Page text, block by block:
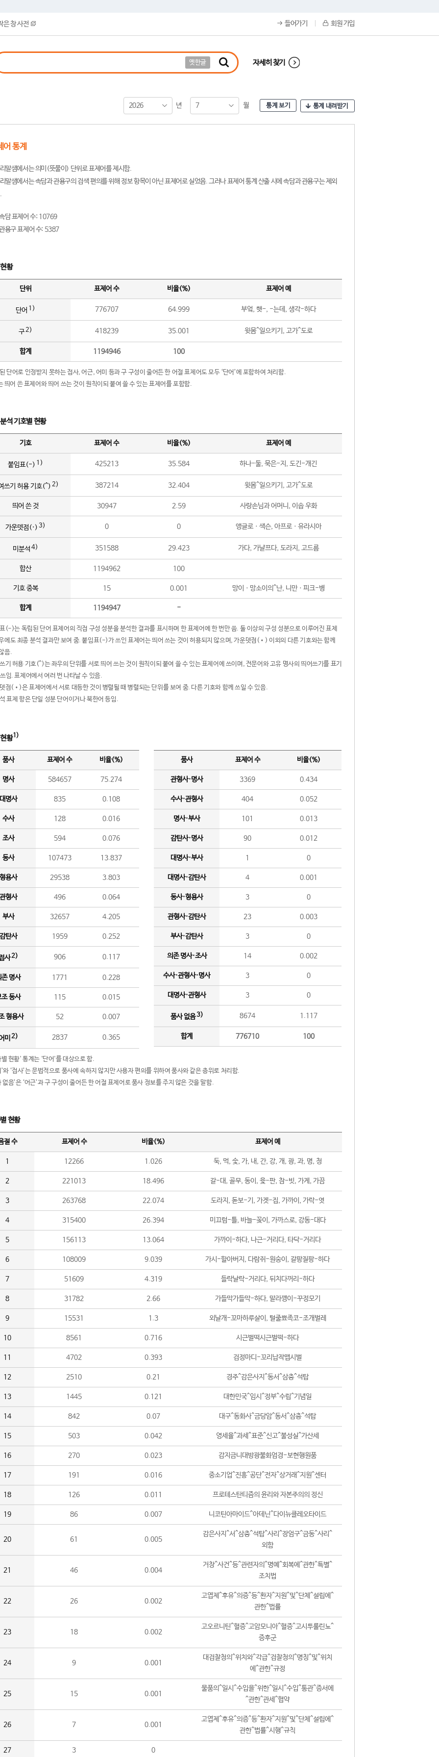
은 창 사전 들어가기 회원 가입
옛한글 자세히 찾기
2026 년 7 월 통계 보기 통계 내려받기
어 통계
말샘에서는 의미(뜻풀이) 단위로 표제어를 제시함.
말샘에서는 속담과 관용구의 검색 편의를 위해 정보 항목이 아닌 표제어로 실었음. 그러나 표제어 통계 산출 시에 속담과 관용구는 제외
담 표제어 수: 10769
용구 표제어 수: 5387
황
단위 표제어 수 비율(%) 표제어 예
단어 1) 776707 64.999 부엌, 햇-, -는데, 생각-하다
구2) 418239 35.001 윗몸^일으키기, 고가^도로
합계 1194946 100
단어로 인정받지 못하는 접사, 어근, 어미 등과 구 구성이 줄어든 한 어절 표제어도 모두 ‘단어’에 포함하여 처리함.
띄어 쓴 표제어와 띄어 쓰는 것이 원칙이되 붙여 쓸 수 있는 표제어를 포함함.
석 기호별 현황
기호 표제어 수 비율(%) 표제어 예
붙임표(-) 1) 425213 35.584 하나-둘, 묵은-지, 도긴-개긴
쓰기 허용 기호(^) 2) 387214 32.404 윗몸^일으키기, 고가^도로
띄어 쓴 것 30947 2.59 사랑손님과 어머니, 이솝 우화
가운뎃점(·) 3) 0 0 앵글로ㆍ색슨, 아프로ㆍ유라시아
미분석 4) 351588 29.423 가다, 가냘프다, 도라지, 고드름
합산 1194962 100
기호 중복 15 0.001 망이ㆍ망소이의^난, 니만ㆍ피크-병
합계 1194947 -
(-)는 독립된 단어 표제어의 직접 구성 성분을 분석한 결과를 표시하며 한 표제어에 한 번만 씀. 둘 이상의 구성 성분으로 이루어진 표제
에도 최종 분석 결과만 보여 줌. 붙임표(-)가 쓰인 표제어는 띄어 쓰는 것이 허용되지 않으며, 가운뎃점(•) 이외의 다른 기호와는 함께
음.
기 허용 기호(^)는 좌우의 단위를 서로 띄어 쓰는 것이 원칙이되 붙여 쓸 수 있는 표제어에 쓰이며, 전문어와 고유 명사의 띄어쓰기를 표기
임. 표제어에서 여러 번 나타날 수 있음.
점(•)은 표제어에서 서로 대등한 것이 병렬될 때 병렬되는 단위를 보여 줌. 다른 기호와 함께 쓰일 수 있음.
표제 항은 단일 성분 단어이거나 북한어 등임.
황1)
품사 표제어 수 비율(%)
명사 584657 75.274
명사 835 0.108
수사 128 0.016
조사 594 0.076
동사 107473 13.837
용사 29538 3.803
형사 496 0.064
부사 32657 4.205
탄사 1959 0.252
사2) 906 0.117
존 명사 1771 0.228
조 동사 115 0.015
형용사 52 0.007
미 2) 2837 0.365
품사 표제어 수 비율(%)
관형사·명사 3369 0.434
수사·관형사 404 0.052
명사·부사 101 0.013
감탄사·명사 90 0.012
대명사·부사 1 0
대명사·감탄사 4 0.001
동사·형용사 3 0
관형사·감탄사 23 0.003
부사·감탄사 3 0
의존 명사·조사 14 0.002
수사·관형사·명사 3 0
대명사·관형사 3 0
품사 없음3) 8674 1.117
합계 776710 100
현황' 통계는 '단어'를 대상으로 함.
와 ‘접사’는 문법적으로 품사에 속하지 않지만 사용자 편의를 위하여 품사와 같은 층위로 처리함.
없음’은 ‘어근’과 구 구성이 줄어든 한 어절 표제어로 품사 정보를 주지 않은 것을 말함.
현황
절 수 표제어 수 비율(%) 표제어 예
1 12266 1.026 둑, 먹, 숯, 가, 내, 간, 강, 개, 광, 과, 명, 청
2 221013 18.496 갈-대, 골무, 동이, 윷-판, 참-빗, 가게, 가끔
3 263768 22.074 도라지, 돋보-기, 가겟-집, 가까이, 가락-엿
4 315400 26.394 미끄럼-틀, 바늘-꽂이, 가까스로, 강동-대다
5 156113 13.064 가까이-하다, 나근-거리다, 타닥-거리다
6 108009 9.039 가시-할아버지, 다람쥐-원숭이, 갈팡질팡-하다
7 51609 4.319 들락날락-거리다, 뒤치다꺼리-하다
8 31782 2.66 가들막가들막-하다, 말라깽이-꾸정모기
9 15531 1.3 외날개-꼬마하루살이, 털줄뾰족코-조개벌레
10 8561 0.716 시근벌떡시근벌떡-하다
11 4702 0.393 검정마디-꼬리납작맵시벌
12 2510 0.21 경주^감은사지^동서^삼층^석탑
13 1445 0.121 대한민국^임시^정부^수립^기념일
14 842 0.07 대구^동화사^금당암^동서^삼층^석탑
15 503 0.042 영세율^과세^표준^신고^불성실^가산세
16 270 0.023 감지금니대방광불화엄경-보현행원품
17 191 0.016 중소기업^진흥^공단^전자^상거래^지원^센터
18 126 0.011 프로테스탄티즘의 윤리와 자본주의의 정신
19 86 0.007 니코틴아마이드^아데닌^다이뉴클레오타이드
20 61 0.005
감은사지^서^삼층^석탑^사리^장엄구^금동^사리^
외함
21 46 0.004
거창^사건^등^관련자의^명예^회복에^관한^특별^
조치법
22 26 0.002
고엽제^후유^의증^등^환자^지원^및^단체^설립에^
관한^법률
23 18 0.002
고오르니틴^혈증^고암모니아^혈증^고시투룰린뇨^
증후군
24 9 0.001
대검찰청의^위치와^각급^검찰청의^명칭^및^위치
에^관한^규정
25 15 0.001
물품의^일시^수입을^위한^일시^수입^통관^증서에
^관한^관세^협약
26 7 0.001
고엽제^후유^의증^등^환자^지원^및^단체^설립에^
관한^법률^시행^규칙
27 3 0